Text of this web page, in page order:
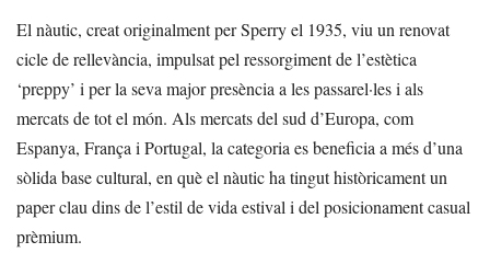
El nàutic, creat originalment per Sperry el 1935, viu un renovat
cicle de rellevància, impulsat pel ressorgiment de l’estètica
‘preppy’ i per la seva major presència a les passarel·les i als
mercats de tot el món. Als mercats del sud d’Europa, com
Espanya, França i Portugal, la categoria es beneficia a més d’una
sòlida base cultural, en què el nàutic ha tingut històricament un
paper clau dins de l’estil de vida estival i del posicionament casual
prèmium.